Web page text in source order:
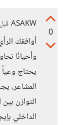
0
ASAKW
أوافقك
وأحيانًا
يحتاج
المشاعر،
التوازن
الداخلي